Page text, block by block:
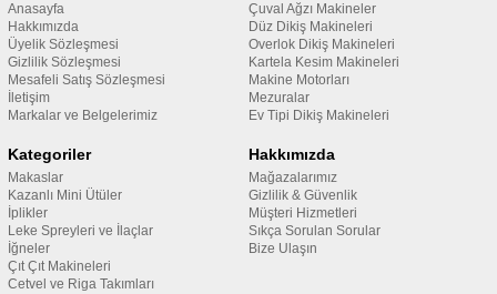
Anasayfa
Hakkımızda
Üyelik Sözleşmesi
Gizlilik Sözleşmesi
Mesafeli Satış Sözleşmesi
İletişim
Markalar ve Belgelerimiz
Çuval Ağzı Makineler
Düz Dikiş Makineleri
Overlok Dikiş Makineleri
Kartela Kesim Makineleri
Makine Motorları
Mezuralar
Ev Tipi Dikiş Makineleri
Kategoriler
Makaslar
Kazanlı Mini Ütüler
İplikler
Leke Spreyleri ve İlaçlar
İğneler
Çıt Çıt Makineleri
Cetvel ve Riga Takımları
Hakkımızda
Mağazalarımız
Gizlilik & Güvenlik
Müşteri Hizmetleri
Sıkça Sorulan Sorular
Bize Ulaşın